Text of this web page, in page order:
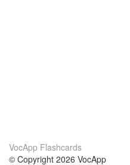
VocApp Flashcards
© Copyright 2026 VocApp